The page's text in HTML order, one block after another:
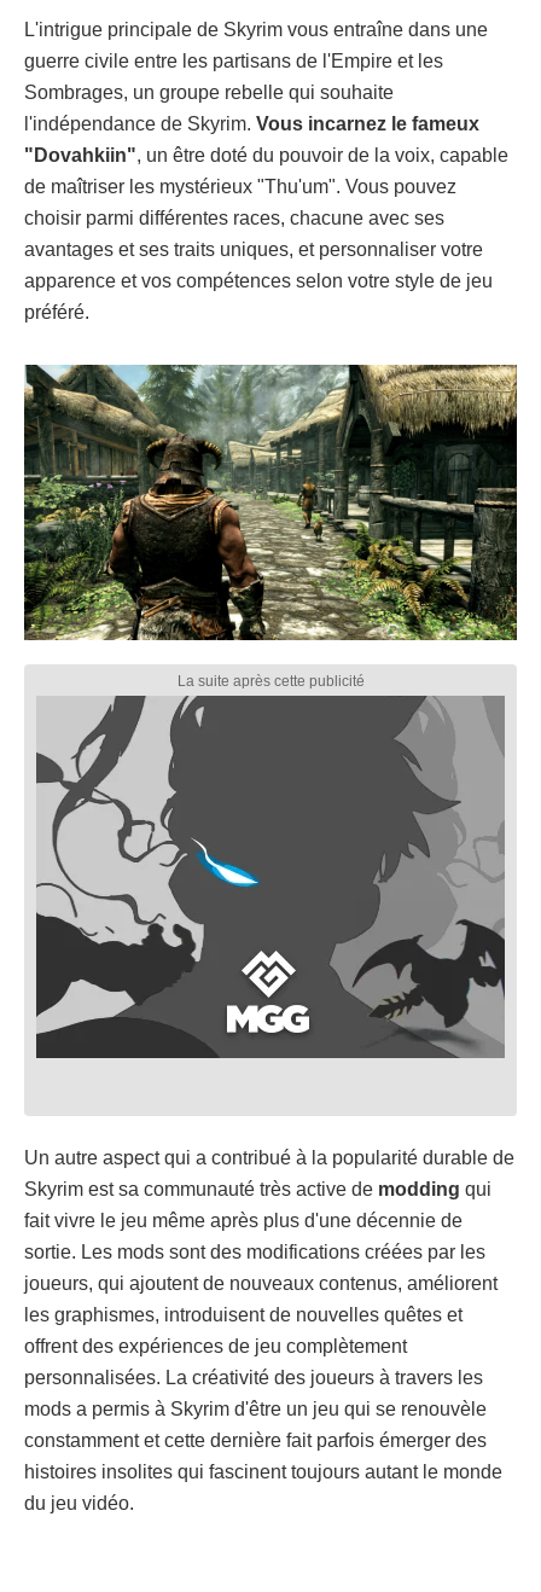
L'intrigue principale de Skyrim vous entraîne dans une
guerre civile entre les partisans de l'Empire et les
Sombrages, un groupe rebelle qui souhaite
l'indépendance de Skyrim. Vous incarnez le fameux
"Dovahkiin", un être doté du pouvoir de la voix, capable
de maîtriser les mystérieux "Thu'um". Vous pouvez
choisir parmi différentes races, chacune avec ses
avantages et ses traits uniques, et personnaliser votre
apparence et vos compétences selon votre style de jeu
préféré.
Un autre aspect qui a contribué à la popularité durable de
Skyrim est sa communauté très active de modding qui
fait vivre le jeu même après plus d'une décennie de
sortie. Les mods sont des modifications créées par les
joueurs, qui ajoutent de nouveaux contenus, améliorent
les graphismes, introduisent de nouvelles quêtes et
offrent des expériences de jeu complètement
personnalisées. La créativité des joueurs à travers les
mods a permis à Skyrim d'être un jeu qui se renouvèle
constamment et cette dernière fait parfois émerger des
histoires insolites qui fascinent toujours autant le monde
du jeu vidéo.